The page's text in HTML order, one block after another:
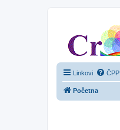
Linkovi ČPP
Početna